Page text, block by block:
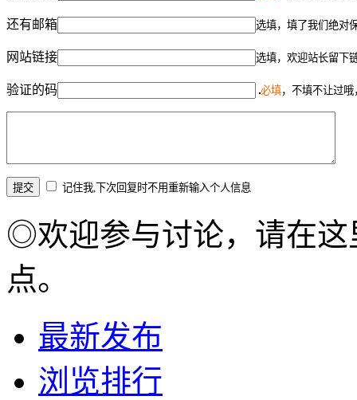
还有邮箱 选填，填了我们绝对
网站链接 选填，欢迎站长留下
验证的码 必填，不填不让过
记住我,下次回复时不用重新输入个人信息
◎欢迎参与讨论，请在这
点。
最新发布
浏览排行